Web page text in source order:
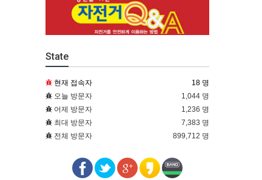
State
현재 접속자
18 명
오늘 방문자
1,044 명
어제 방문자
1,236 명
최대 방문자
7,383 명
전체 방문자
899,712 명